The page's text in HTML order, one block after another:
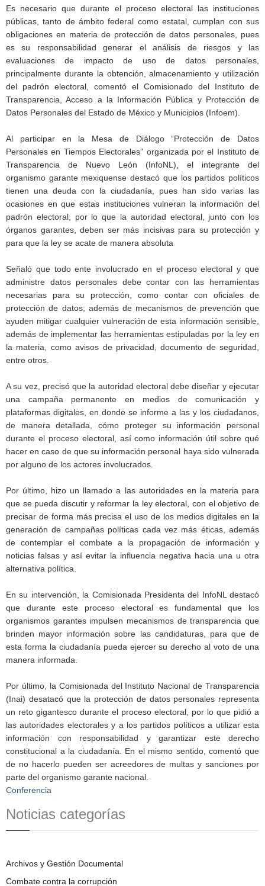
Es necesario que durante el proceso electoral las instituciones
públicas, tanto de ámbito federal como estatal, cumplan con sus
obligaciones en materia de protección de datos personales, pues
es su responsabilidad generar el análisis de riesgos y las
evaluaciones de impacto de uso de datos personales,
principalmente durante la obtención, almacenamiento y utilización
del padrón electoral, comentó el Comisionado del Instituto de
Transparencia, Acceso a la Información Pública y Protección de
Datos Personales del Estado de México y Municipios (Infoem).
Al participar en la Mesa de Diálogo “Protección de Datos
Personales en Tiempos Electorales” organizada por el Instituto de
Transparencia de Nuevo León (InfoNL), el integrante del
organismo garante mexiquense destacó que los partidos políticos
tienen una deuda con la ciudadanía, pues han sido varias las
ocasiones en que estas instituciones vulneran la información del
padrón electoral, por lo que la autoridad electoral, junto con los
órganos garantes, deben ser más incisivas para su protección y
para que la ley se acate de manera absoluta
Señaló que todo ente involucrado en el proceso electoral y que
administre datos personales debe contar con las herramientas
necesarias para su protección, como contar con oficiales de
protección de datos; además de mecanismos de prevención que
ayuden mitigar cualquier vulneración de esta información sensible,
además de implementar las herramientas estipuladas por la ley en
la materia, como avisos de privacidad, documento de seguridad,
entre otros.
A su vez, precisó que la autoridad electoral debe diseñar y ejecutar
una campaña permanente en medios de comunicación y
plataformas digitales, en donde se informe a las y los ciudadanos,
de manera detallada, cómo proteger su información personal
durante el proceso electoral, así como información útil sobre qué
hacer en caso de que su información personal haya sido vulnerada
por alguno de los actores involucrados.
Por último, hizo un llamado a las autoridades en la materia para
que se pueda discutir y reformar la ley electoral, con el objetivo de
precisar de forma más precisa el uso de los medios digitales en la
generación de campañas políticas cada vez más éticas, además
de contemplar el combate a la propagación de información y
noticias falsas y así evitar la influencia negativa hacia una u otra
alternativa política.
En su intervención, la Comisionada Presidenta del InfoNL destacó
que durante este proceso electoral es fundamental que los
organismos garantes impulsen mecanismos de transparencia que
brinden mayor información sobre las candidaturas, para que de
esta forma la ciudadanía pueda ejercer su derecho al voto de una
manera informada.
Por último, la Comisionada del Instituto Nacional de Transparencia
(Inai) desatacó que la protección de datos personales representa
un reto gigantesco durante el proceso electoral, por lo que pidió a
las autoridades electorales y a los partidos políticos a utilizar esta
información con responsabilidad y garantizar este derecho
constitucional a la ciudadanía. En el mismo sentido, comentó que
de no hacerlo pueden ser acreedores de multas y sanciones por
parte del organismo garante nacional.
Conferencia
Noticias categorías
Archivos y Gestión Documental
Combate contra la corrupción